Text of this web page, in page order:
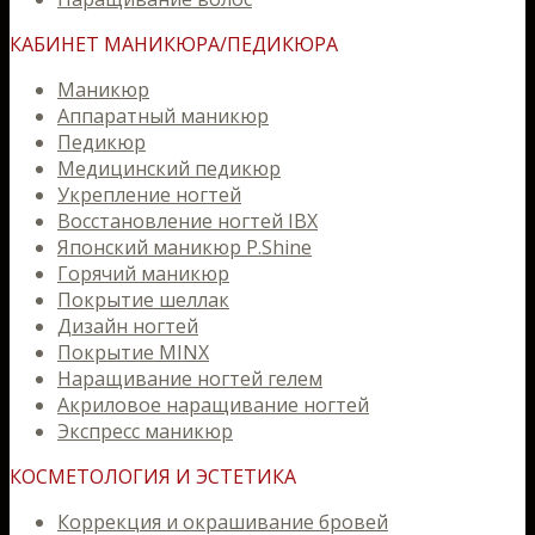
КАБИНЕТ МАНИКЮРА/ПЕДИКЮРА
Маникюр
Аппаратный маникюр
Педикюр
Медицинский педикюр
Укрепление ногтей
Восстановление ногтей IBX
Японский маникюр P.Shine
Горячий маникюр
Покрытие шеллак
Дизайн ногтей
Покрытие MINX
Наращивание ногтей гелем
Акриловое наращивание ногтей
Экспресс маникюр
КОСМЕТОЛОГИЯ И ЭСТЕТИКА
Коррекция и окрашивание бровей